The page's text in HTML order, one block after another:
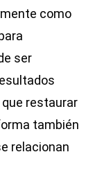
como
ser
restaurar
también
relacionan